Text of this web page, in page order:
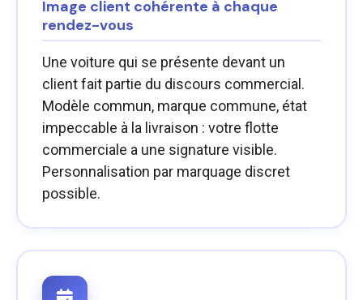
Image client cohérente à chaque
rendez-vous
Une voiture qui se présente devant un
client fait partie du discours commercial.
Modèle commun, marque commune, état
impeccable à la livraison : votre flotte
commerciale a une signature visible.
Personnalisation par marquage discret
possible.